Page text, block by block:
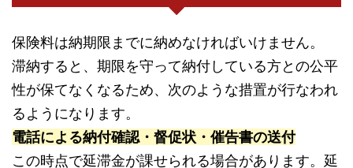
保険料は納期限までに納めなければいけません。
滞納すると、期限を守って納付している方との公平
性が保てなくなるため、次のような措置が行なわれ
るようになります。
電話による納付確認・督促状・催告書の送付
この時点で延滞金が課せられる場合があります。延